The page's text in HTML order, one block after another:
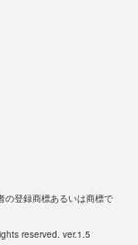
の登録商標あるいは商標で
reserved. ver.1.5